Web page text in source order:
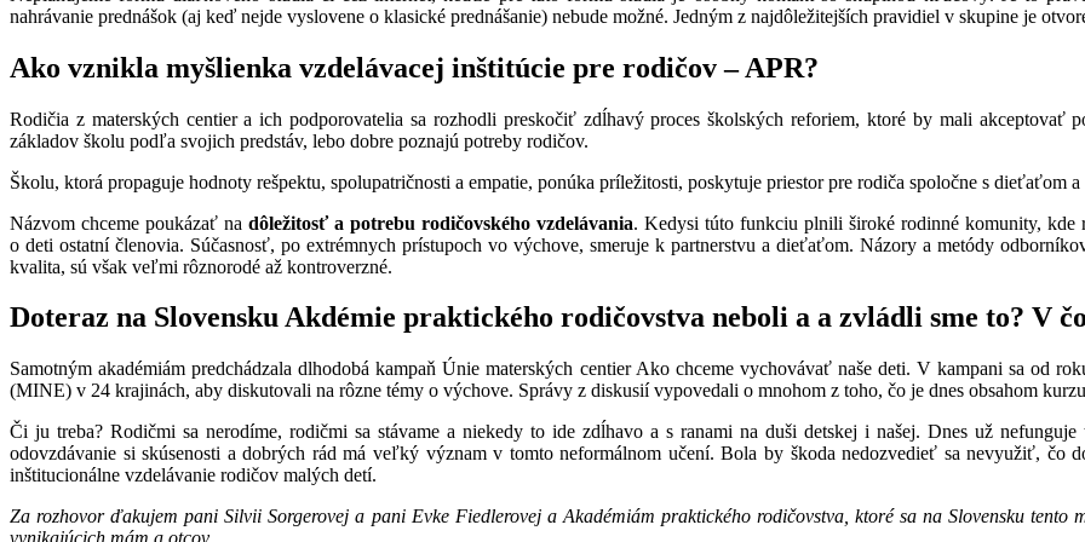
nahrávanie prednášok (aj keď nejde vyslovene o klasické prednášanie) nebude možné. Jedným z najdôležitejších pravidiel v skupine je
Ako vznikla myšlienka vzdelávacej inštitúcie pre rodičov – APR?
Rodičia z materských centier a ich podporovatelia sa rozhodli preskočiť zdĺhavý proces školských reforiem, ktoré by mali akceptovať
základov školu podľa svojich predstáv, lebo dobre poznajú potreby rodičov.
Školu, ktorá propaguje hodnoty rešpektu, spolupatričnosti a empatie, ponúka príležitosti, poskytuje priestor pre rodiča spoločne s dieťaťom
Názvom chceme poukázať na dôležitosť a potrebu rodičovského vzdelávania. Kedysi túto funkciu plnili široké rodinné komunity, kde
o deti ostatní členovia. Súčasnosť, po extrémnych prístupoch vo výchove, smeruje k partnerstvu a dieťaťom. Názory a metódy
kvalita, sú však veľmi rôznorodé až kontroverzné.
Doteraz na Slovensku Akdémie praktického rodičovstva neboli a a zvládli sme to? V
Samotným akadémiám predchádzala dlhodobá kampaň Únie materských centier Ako chceme vychovávať naše deti. V kampani sa od
(MINE) v 24 krajinách, aby diskutovali na rôzne témy o výchove. Správy z diskusií vypovedali o mnohom z toho, čo je dnes obsahom
Či ju treba? Rodičmi sa nerodíme, rodičmi sa stávame a niekedy to ide zdĺhavo a s ranami na duši detskej i našej. Dnes už
odovzdávanie si skúsenosti a dobrých rád má veľký význam v tomto neformálnom učení. Bola by škoda nedozvedieť sa nevyužiť, čo
inštitucionálne vzdelávanie rodičov malých detí.
Za rozhovor ďakujem pani Silvii Sorgerovej a pani Evke Fiedlerovej a Akadémiám praktického rodičovstva, ktoré sa na Slovensku tento